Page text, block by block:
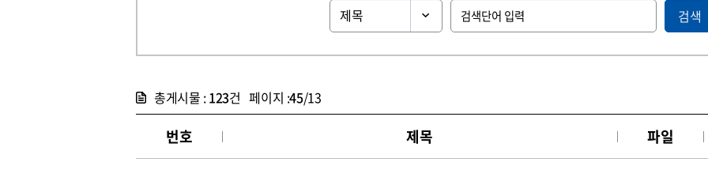
검색
총게시물 :123건 페이지 :45/13
번호 제목 파일